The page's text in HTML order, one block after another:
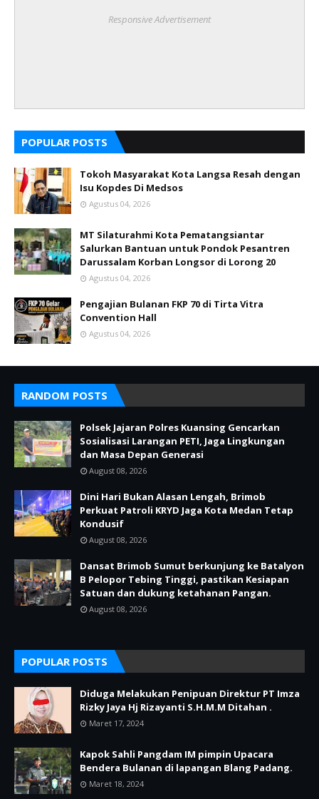
Responsive Advertisement
POPULAR POSTS
Tokoh Masyarakat Kota Langsa Resah dengan
Isu Kopdes Di Medsos
Agustus 04, 2026
MT Silaturahmi Kota Pematangsiantar
Salurkan Bantuan untuk Pondok Pesantren
Darussalam Korban Longsor di Lorong 20
Agustus 04, 2026
Pengajian Bulanan FKP 70 di Tirta Vitra
Convention Hall
Agustus 04, 2026
RANDOM POSTS
Polsek Jajaran Polres Kuansing Gencarkan
Sosialisasi Larangan PETI, Jaga Lingkungan
dan Masa Depan Generasi
August 08, 2026
Dini Hari Bukan Alasan Lengah, Brimob
Perkuat Patroli KRYD Jaga Kota Medan Tetap
Kondusif
August 08, 2026
Dansat Brimob Sumut berkunjung ke Batalyon
B Pelopor Tebing Tinggi, pastikan Kesiapan
Satuan dan dukung ketahanan Pangan.
August 08, 2026
POPULAR POSTS
Diduga Melakukan Penipuan Direktur PT Imza
Rizky Jaya Hj Rizayanti S.H.M.M Ditahan .
Maret 17, 2024
Kapok Sahli Pangdam IM pimpin Upacara
Bendera Bulanan di lapangan Blang Padang.
Maret 18, 2024